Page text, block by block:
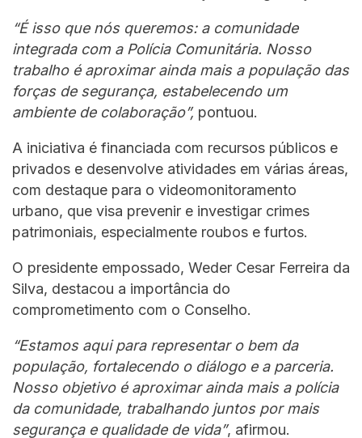
“É isso que nós queremos: a comunidade
integrada com a Polícia Comunitária. Nosso
trabalho é aproximar ainda mais a população das
forças de segurança, estabelecendo um
ambiente de colaboração”, pontuou.
A iniciativa é financiada com recursos públicos e
privados e desenvolve atividades em várias áreas,
com destaque para o videomonitoramento
urbano, que visa prevenir e investigar crimes
patrimoniais, especialmente roubos e furtos.
O presidente empossado, Weder Cesar Ferreira da
Silva, destacou a importância do
comprometimento com o Conselho.
“Estamos aqui para representar o bem da
população, fortalecendo o diálogo e a parceria.
Nosso objetivo é aproximar ainda mais a polícia
da comunidade, trabalhando juntos por mais
segurança e qualidade de vida”, afirmou.